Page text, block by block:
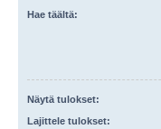
Hae täältä:
Näytä tulokset:
Lajittele tulokset: